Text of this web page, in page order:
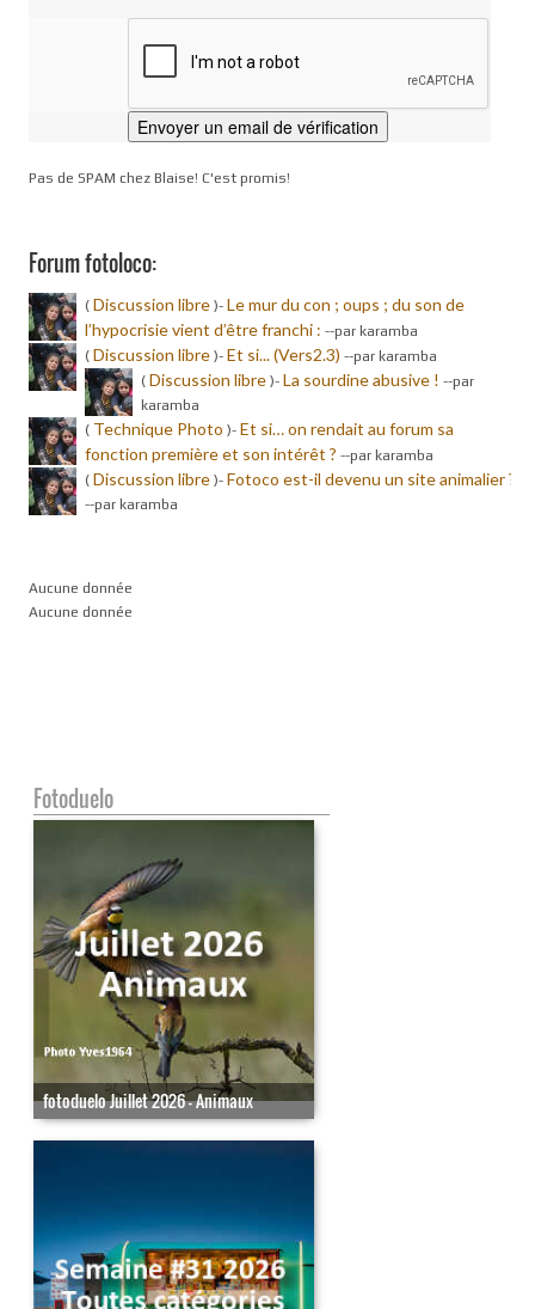
Pas de SPAM chez Blaise! C'est promis!
Forum fotoloco:
( Discussion libre )- Le mur du con ; oups ; du son de
l’hypocrisie vient d’être franchi : --par karamba
( Discussion libre )- Et si... (Vers2.3) --par karamba
( Discussion libre )- La sourdine abusive ! --par
karamba
( Technique Photo )- Et si… on rendait au forum sa
fonction première et son intérêt ? --par karamba
( Discussion libre )- Fotoco est-il devenu un site animalier ?
--par karamba
Aucune donnée
Aucune donnée
Fotoduelo
fotoduelo Juillet 2026 - Animaux